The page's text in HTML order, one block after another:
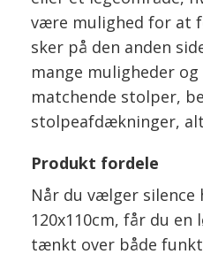
være mulighed for at
sker på den anden
mange muligheder
matchende stolper,
stolpeafdækninger,
Produkt fordele
Når du vælger silence
120x110cm, får du
tænkt over både